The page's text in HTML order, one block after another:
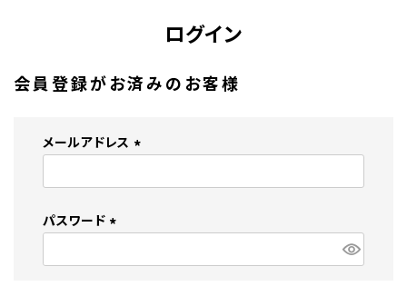
ログイン
会員登録がお済みのお客様
メールアドレス
必
パスワード
必